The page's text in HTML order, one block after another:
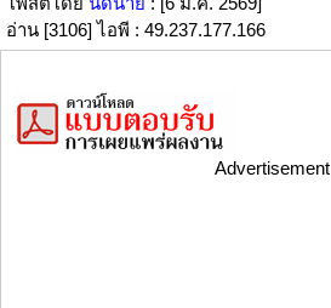
อ่าน [3106] ไอพี : 49.237.177.166
Advertisement